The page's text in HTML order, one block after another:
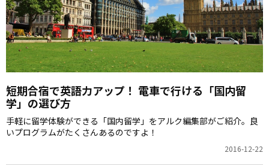
短期合宿で英語力アップ！ 電車で行ける「国内留
学」の選び方
手軽に留学体験ができる「国内留学」をアルク編集部がご紹介。良
いプログラムがたくさんあるのですよ！
2016-12-22